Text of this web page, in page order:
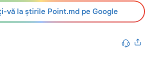
vă la știrile Point.md pe Google